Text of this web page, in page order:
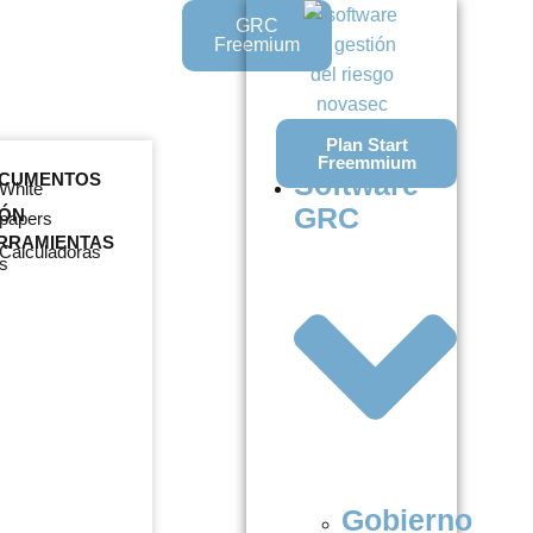
White
papers
Calculadoras
GRC
Freemium
Plan Start
Freemmium
Software
GRC
Gobierno